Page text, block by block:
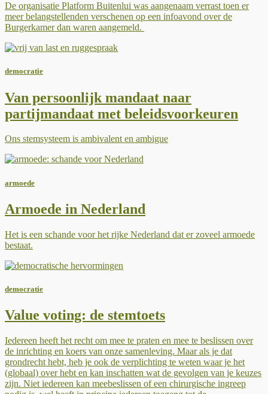
De organisatie Platform Buitenlui was aangenaam verrast toen er
meer belangstellenden verschenen op een infoavond over de
Burgerkamer dan waren aangemeld.
democratie
Van persoonlijk mandaat naar
partijmandaat met beleidsvoorkeuren
Ons stemsysteem is ambivalent en ambigue
armoede
Armoede in Nederland
Het is een schande voor het rijke Nederland dat er zoveel armoede
bestaat.
democratie
Value voting: de stemtoets
Iedereen heeft het recht om mee te praten en mee te beslissen over
de inrichting en koers van onze samenleving. Maar als je dat
grondrecht hebt, heb je ook de verplichting te weten waar je het
(globaal) over hebt en kan inschatten wat de gevolgen van je keuzes
zijn. Niet iedereen kan meebeslissen of een chirurgische ingreep